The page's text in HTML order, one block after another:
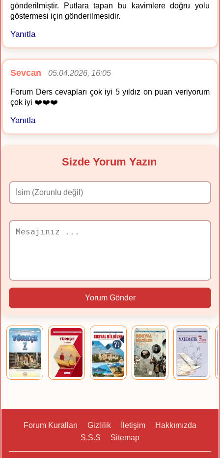
gönderilmiştir. Putlara tapan bu kavimlere doğru yolu
göstermesi için gönderilmesidir.
Yanıtla
Sevcan 05.04.2026, 16:05
Forum Ders cevapları çok iyi 5 yıldız on puan veriyorum
çok iyi ❤️❤️❤️
Yanıtla
Sizde Yorum Yazın
Yorum Gönder
Forum Kuralları Gizlilik İletişim
Hakkımızda
S.S.S
Sitemap